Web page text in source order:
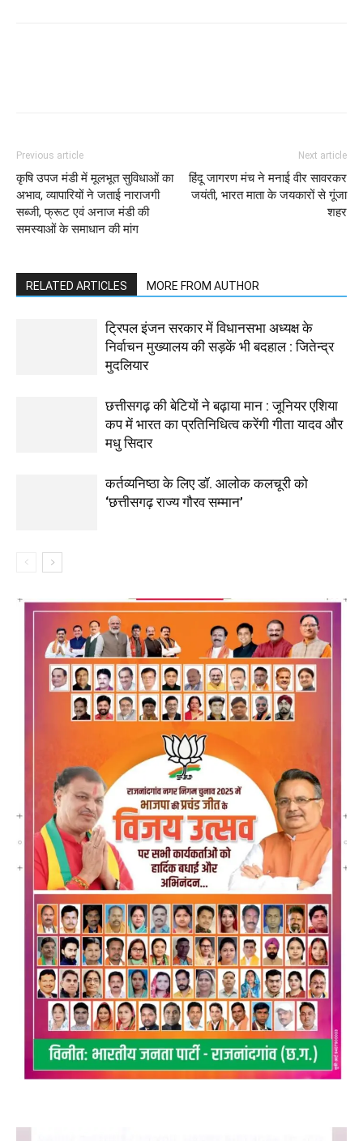
Previous article
कृषि उपज मंडी में मूलभूत सुविधाओं का
अभाव, व्यापारियों ने जताई नाराजगी
सब्जी, फ्रूट एवं अनाज मंडी की
समस्याओं के समाधान की मांग
Next article
हिंदू जागरण मंच ने मनाई वीर सावरकर
जयंती, भारत माता के जयकारों से गूंजा
शहर
RELATED ARTICLES MORE FROM AUTHOR
ट्रिपल इंजन सरकार में विधानसभा अध्यक्ष के
निर्वाचन मुख्यालय की सड़कें भी बदहाल : जितेन्द्र
मुदलियार
छत्तीसगढ़ की बेटियों ने बढ़ाया मान : जूनियर एशिया
कप में भारत का प्रतिनिधित्व करेंगी गीता यादव और
मधु सिदार
कर्तव्यनिष्ठा के लिए डॉ. आलोक कलचूरी को
‘छत्तीसगढ़ राज्य गौरव सम्मान’